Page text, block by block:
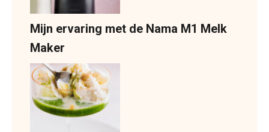
Mijn ervaring met de Nama M1 Melk
Maker